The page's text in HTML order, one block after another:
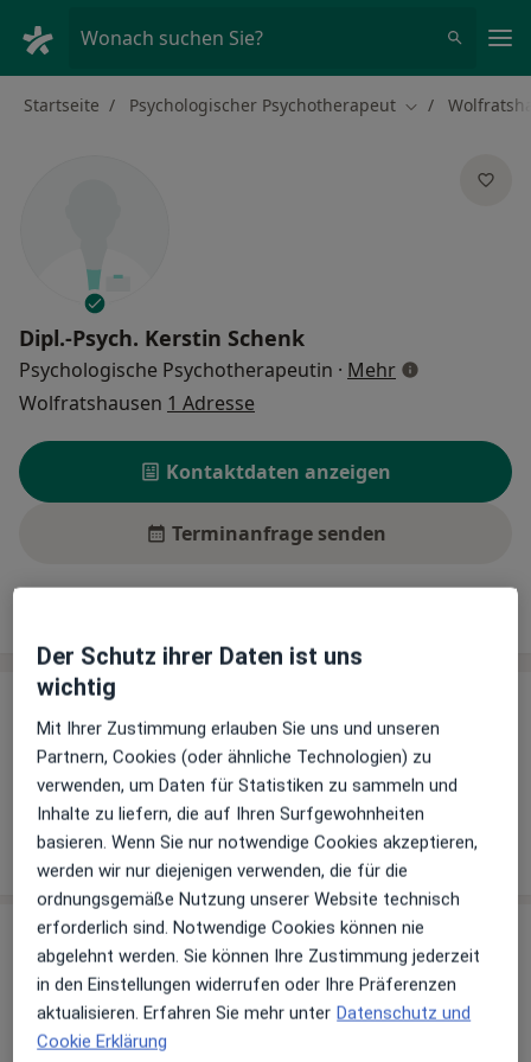
Wonach suchen Sie?
Startseite Psychologischer Psychotherapeut Stadt ändern
Dipl.-Psych. Kerstin Schenk
Psychologische Psychotherapeutin · Mehrüber
Wolfratshausen 1 Adresse
Kontaktdaten anzeigen
Terminanfrage senden
Keine Informationen über Leistungen und Kosten
Auf diesem Profil wurden noch keine Informationen
über Leistungen hinzugefügt.
Praxis
Praxis Kerstin Schenk Psycholog.
Psychotherapeutin
Sauerlacher Str. 4,
Der Schutz ihrer Daten ist uns
wichtig
Mit Ihrer Zustimmung erlauben Sie uns und unseren
Partnern, Cookies (oder ähnliche Technologien) zu
verwenden, um Daten für Statistiken zu sammeln und
Inhalte zu liefern, die auf Ihren Surfgewohnheiten
basieren. Wenn Sie nur notwendige Cookies akzeptieren,
werden wir nur diejenigen verwenden, die für die
ordnungsgemäße Nutzung unserer Website technisch
erforderlich sind. Notwendige Cookies können nie
abgelehnt werden. Sie können Ihre Zustimmung jederzeit
in den Einstellungen widerrufen oder Ihre Präferenzen
aktualisieren. Erfahren Sie mehr unter Datenschutz und
Cookie Erklärung